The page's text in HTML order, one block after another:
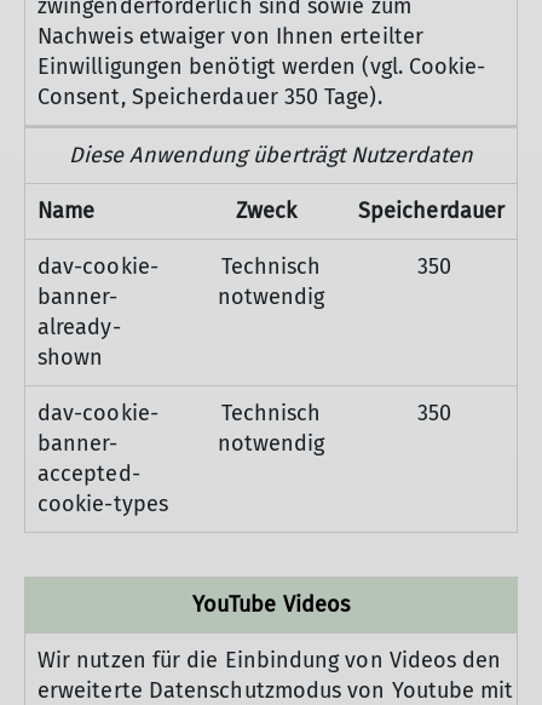
zwingenderforderlich sind sowie zum
Nachweis etwaiger von Ihnen erteilter
Einwilligungen benötigt werden (vgl. Cookie-
Consent, Speicherdauer 350 Tage).
Diese Anwendung überträgt Nutzerdaten
Name Zweck Speicherdauer
dav-cookie-
banner-
already-
shown
Technisch
notwendig
350
dav-cookie-
banner-
accepted-
cookie-types
Technisch
notwendig
350
YouTube Videos
Wir nutzen für die Einbindung von Videos den
erweiterte Datenschutzmodus von Youtube mit